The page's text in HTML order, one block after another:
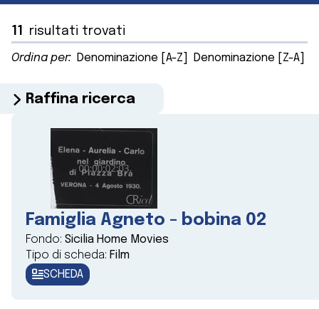
11 risultati trovati
Ordina per: Denominazione [A-Z] Denominazione [Z-A]
Raffina ricerca
Famiglia Agneto - bobina 02
Fondo: Sicilia Home Movies
Tipo di scheda: Film
SCHEDA